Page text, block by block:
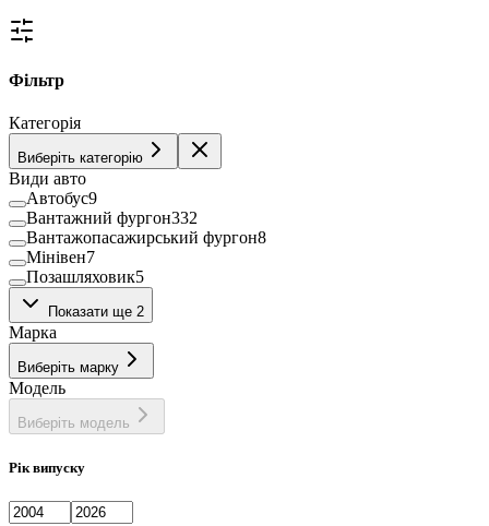
Фільтр
Категорія
Виберіть категорію
Види авто
Автобус9
Вантажний фургон332
Вантажопасажирський фургон8
Мінівен7
Позашляховик5
Рефрижератор
Фургон10
Показати ще 2
Марка
Виберіть марку
Модель
Виберіть модель
Рік випуску